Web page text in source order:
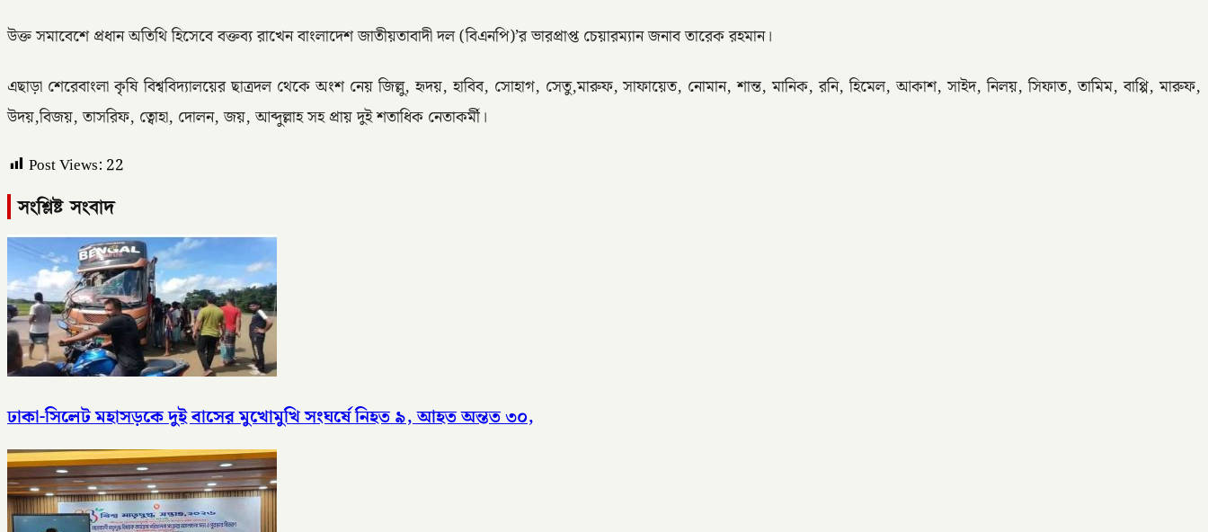
উক্ত সমাবেশে প্রধান অতিথি হিসেবে বক্তব্য রাখেন বাংলাদেশ জাতীয়তাবাদী দল (বিএনপি)’র ভারপ্রাপ্ত চেয়ারম্যান জনাব তারেক রহমান।
এছাড়া শেরেবাংলা কৃষি বিশ্ববিদ্যালয়ের ছাত্রদল থেকে অংশ নেয় জিল্লু, হৃদয়, হাবিব, সোহাগ, সেতু,মারুফ, সাফায়েত, নোমান, শান্ত, মানিক, রনি, হিমেল, আকাশ, সাইদ, নিলয়, সিফাত, তামিম, বাপ্পি, মারুফ,
উদয়,বিজয়, তাসরিফ, ত্বোহা, দোলন, জয়, আব্দুল্লাহ সহ প্রায় দুই শতাধিক নেতাকর্মী।
Post Views: 22
সংশ্লিষ্ট সংবাদ
ঢাকা-সিলেট মহাসড়কে দুই বাসের মুখোমুখি সংঘর্ষে নিহত ৯, আহত অন্তত ৩০,